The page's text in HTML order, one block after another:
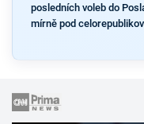
posledních voleb do
mírně pod